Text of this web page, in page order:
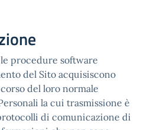
procedure software
del Sito acquisiscono
del loro normale
la cui trasmissione è
di comunicazione di